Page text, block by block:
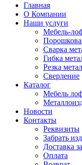
Главная
О Компании
Наши услуги
Мебель-
Сварка
Гибка
Резка
Сверление
Каталог
Мебель
Новости
Контакты
Реквизиты
Забрать
Доставка
Оплата